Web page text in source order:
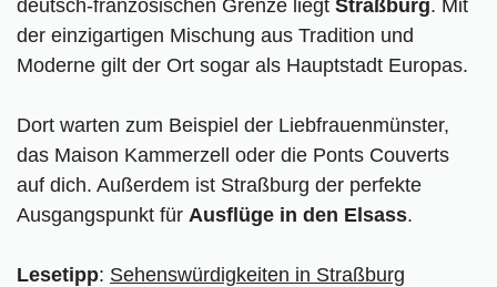
deutsch-französischen Grenze liegt Straßburg. Mit
der einzigartigen Mischung aus Tradition und
Moderne gilt der Ort sogar als Hauptstadt Europas.
Dort warten zum Beispiel der Liebfrauenmünster,
das Maison Kammerzell oder die Ponts Couverts
auf dich. Außerdem ist Straßburg der perfekte
Ausgangspunkt für Ausflüge in den Elsass.
Lesetipp: Sehenswürdigkeiten in Straßburg